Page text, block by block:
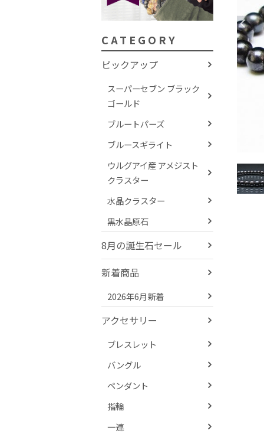
CATEGORY
ピックアップ
スーパーセブン ブラック
ゴールド
ブルートパーズ
ブルースギライト
ウルグアイ産 アメジスト
クラスター
水晶クラスター
黒水晶原石
8月の誕生石セール
新着商品
2026年6月新着
アクセサリー
ブレスレット
バングル
ペンダント
指輪
一連